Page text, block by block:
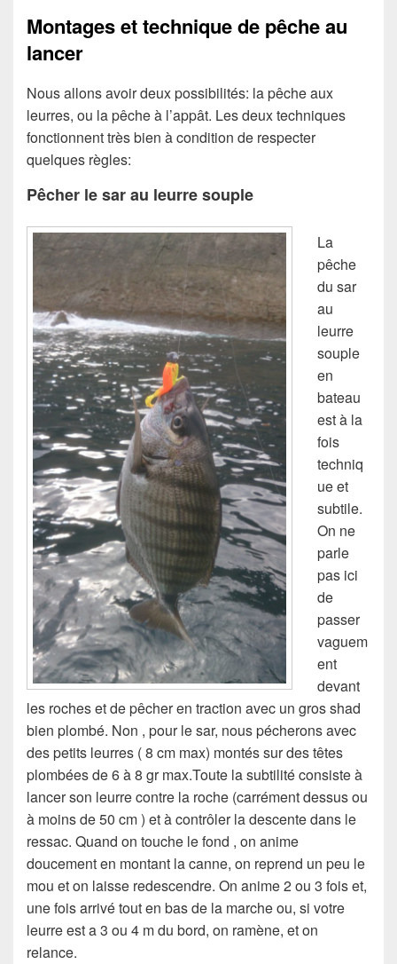
Montages et technique de pêche au
lancer
Nous allons avoir deux possibilités: la pêche aux
leurres, ou la pêche à l’appât. Les deux techniques
fonctionnent très bien à condition de respecter
quelques règles:
Pêcher le sar au leurre souple
La
pêche
du sar
au
leurre
souple
en
bateau
est à la
fois
techniq
ue et
subtile.
On ne
parle
pas ici
de
passer
vaguem
ent
devant
les roches et de pêcher en traction avec un gros shad
bien plombé. Non , pour le sar, nous pécherons avec
des petits leurres ( 8 cm max) montés sur des têtes
plombées de 6 à 8 gr max.Toute la subtilité consiste à
lancer son leurre contre la roche (carrément dessus ou
à moins de 50 cm ) et à contrôler la descente dans le
ressac. Quand on touche le fond , on anime
doucement en montant la canne, on reprend un peu le
mou et on laisse redescendre. On anime 2 ou 3 fois et,
une fois arrivé tout en bas de la marche ou, si votre
leurre est a 3 ou 4 m du bord, on ramène, et on
relance.